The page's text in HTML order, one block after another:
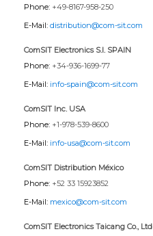
Phone: +49-8167-958-250
E-Mail: distribution@com-sit.com
ComSIT Electronics S.l. SPAIN
Phone: +34-936-1699-77
E-Mail: info-spain@com-sit.com
ComSIT Inc. USA
Phone: +1-978-539-8600
E-Mail: info-usa@com-sit.com
ComSIT Distribution México
Phone: +52 33 15923852
E-Mail: mexico@com-sit.com
ComSIT Electronics Taicang Co., Ltd